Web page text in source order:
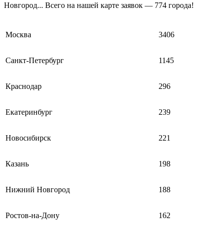
Новгород... Всего на нашей карте заявок — 774 города!
Москва 3406
Санкт-Петербург 1145
Краснодар 296
Екатеринбург 239
Новосибирск 221
Казань 198
Нижний Новгород 188
Ростов-на-Дону 162